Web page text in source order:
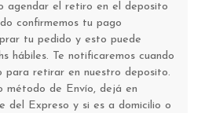
agendar el retiro en el deposito
confirmemos tu pago
tu pedido y esto puede
hábiles. Te notificaremos cuando
para retirar en nuestro deposito.
método de Envío, dejá en
del Expreso y si es a domicilio o